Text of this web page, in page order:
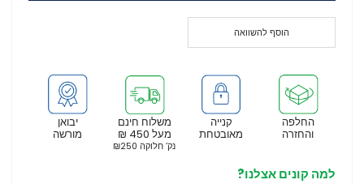
הוסף להשוואה
יבואן
מורשה
משלוח חינם
מעל 450 ₪
נק’ חלוקה ₪250
קנייה
מאובטחת
החלפה
והחזרה
למה קונים אצלנו?